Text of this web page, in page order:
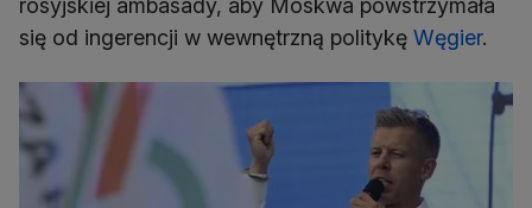
rosyjskiej ambasady, aby Moskwa powstrzymała
się od ingerencji w wewnętrzną politykę Węgier.